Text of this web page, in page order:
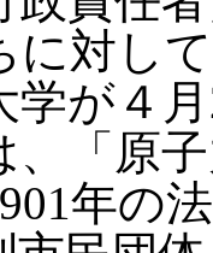
に対し
が４月
、「原
年の